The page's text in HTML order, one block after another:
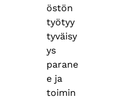
östön
työtyy
tyväisy
ys
parane
e ja
toimin